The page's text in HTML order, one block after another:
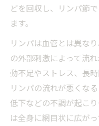
どを回収し、リンパ節
ます。
リンパは血管とは異な
の外部刺激によって流
動不足やストレス、長
リンパの流れが悪くな
低下などの不調が起こ
は全身に網目状に広が